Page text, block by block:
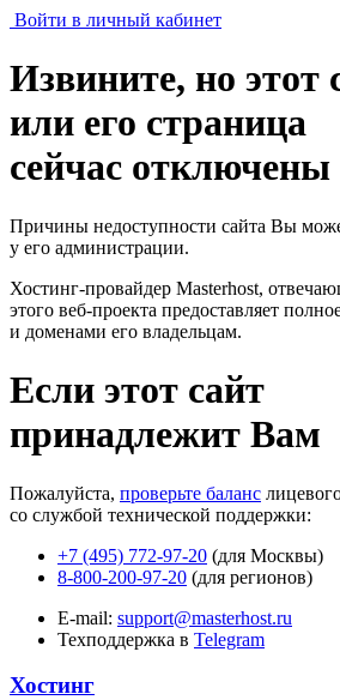
Войти в личный кабинет
Извините, но этот
или его страница
сейчас отключены
Причины недоступности сайта Вы
у его администрации.
Хостинг-провайдер Masterhost,
этого веб-проекта предоставляет
и доменами его владельцам.
Если этот сайт
принадлежит Вам
Пожалуйста, проверьте баланс
со службой технической поддержки:
+7 (495) 772-97-20 (для Москвы)
8-800-200-97-20 (для регионов)
E-mail: support@masterhost.ru
Техподдержка в Telegram
Хостинг